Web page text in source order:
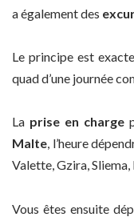
a également des
Le principe est
quad d’une journée
La prise en charge
Malte, l’heure
Valette, Gzira,
Vous êtes ensuite